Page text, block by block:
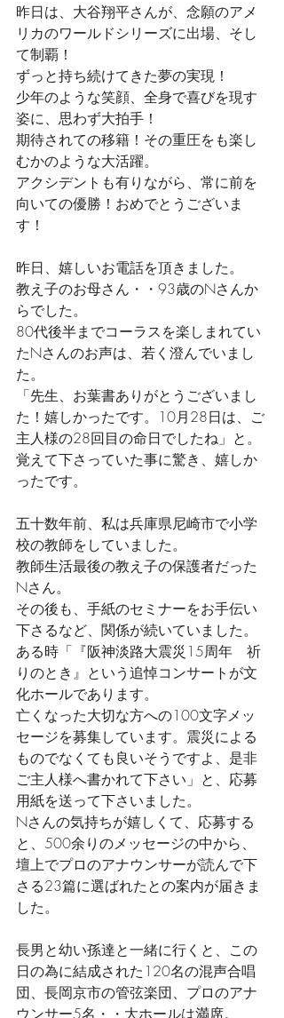
昨日は、大谷翔平さんが、念願のアメ
リカのワールドシリーズに出場、そし
て制覇！
ずっと持ち続けてきた夢の実現！
少年のような笑顔、全身で喜びを現す
姿に、思わず大拍手！
期待されての移籍！その重圧をも楽し
むかのような大活躍。
アクシデントも有りながら、常に前を
向いての優勝！おめでとうございま
す！
昨日、嬉しいお電話を頂きました。
教え子のお母さん・・93歳のNさんか
らでした。
80代後半までコーラスを楽しまれてい
たNさんのお声は、若く澄んでいまし
た。
「先生、お葉書ありがとうございまし
た！嬉しかったです。10月28日は、ご
主人様の28回目の命日でしたね」と。
覚えて下さっていた事に驚き、嬉しか
ったです。
五十数年前、私は兵庫県尼崎市で小学
校の教師をしていました。
教師生活最後の教え子の保護者だった
Nさん。
その後も、手紙のセミナーをお手伝い
下さるなど、関係が続いていました。
ある時「『阪神淡路大震災15周年　祈
りのとき』という追悼コンサートが文
化ホールであります。
亡くなった大切な方への100文字メッ
セージを募集しています。震災による
ものでなくても良いそうですよ、是非
ご主人様へ書かれて下さい」と、応募
用紙を送って下さいました。
Nさんの気持ちが嬉しくて、応募する
と、500余りのメッセージの中から、
壇上でプロのアナウンサーが読んで下
さる23篇に選ばれたとの案内が届きま
した。
長男と幼い孫達と一緒に行くと、この
日の為に結成された120名の混声合唱
団、長岡京市の管弦楽団、プロのアナ
ウンサー5名・・大ホールは満席。